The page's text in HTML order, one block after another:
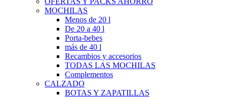
MOCHILAS
Menos de 20 l
De 20 a 40 l
Porta-bebes
más de 40 l
Recambios y accesorios
TODAS LAS MOCHILAS
Complementos
CALZADO
BOTAS Y ZAPATILLAS